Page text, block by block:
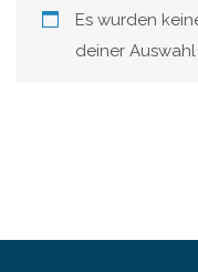
Es wurden
deiner